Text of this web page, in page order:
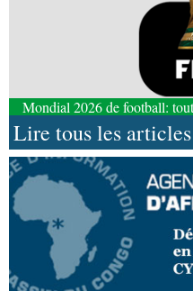
Mondial 2026 de football:
Lire tous les articles